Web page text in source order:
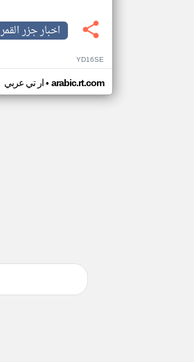
اخبار جزر القمر
YD16SE
ار تي عربي• arabic.rt.com